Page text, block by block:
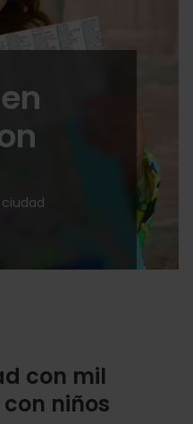
con mil
niños